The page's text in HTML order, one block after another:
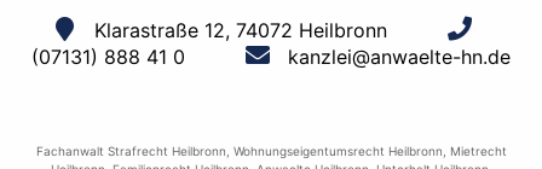
Klarastraße 12, 74072 Heilbronn
(07131) 888 41 0
kanzlei@anwaelte-hn.de
Fachanwalt Strafrecht Heilbronn Wohnungseigentumsrecht Heilbronn
Mietrecht